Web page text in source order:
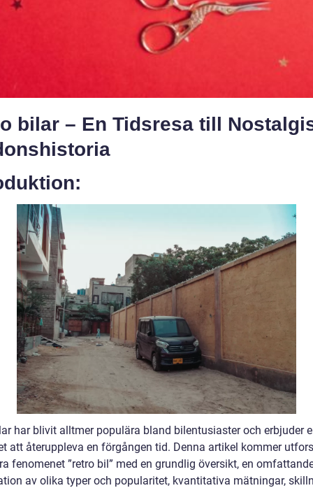
bilar – En Tidsresa till
har blivit alltmer populära bland bilentusiaster och erbjuder
att återuppleva en förgången tid. Denna artikel kommer
fenomenet ”retro bil” med en grundlig översikt, en
av olika typer och popularitet, kvantitativa mätningar,